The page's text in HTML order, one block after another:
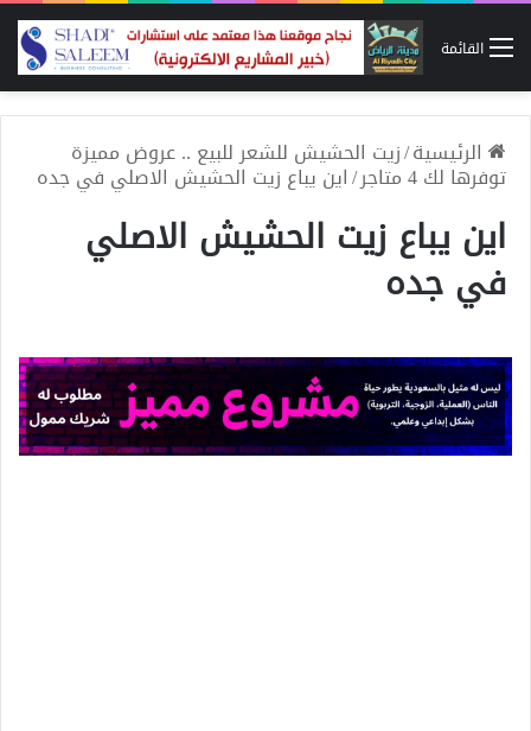
القائمة
الرئيسية/زيت الحشيش للشعر للبيع .. عروض مميزة
توفرها لك 4 متاجر /اين يباع زيت الحشيش الاصلي في جده
اين يباع زيت الحشيش الاصلي
في جده